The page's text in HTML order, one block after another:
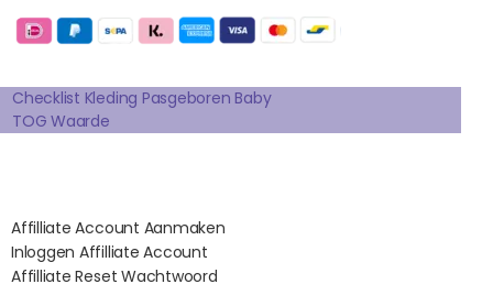
B
O
K
A
A
M
E
R
S
T
E
D
N
O
K
Checklist Kleding Pasgeboren Baby
TOG Waarde
Affilliate Account Aanmaken
Inloggen Affilliate Account
Affilliate Reset Wachtwoord